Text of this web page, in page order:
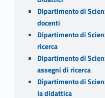
Dipartimento di
docenti
Dipartimento di
ricerca
Dipartimento di
assegni di ricerca
Dipartimento di
la didattica